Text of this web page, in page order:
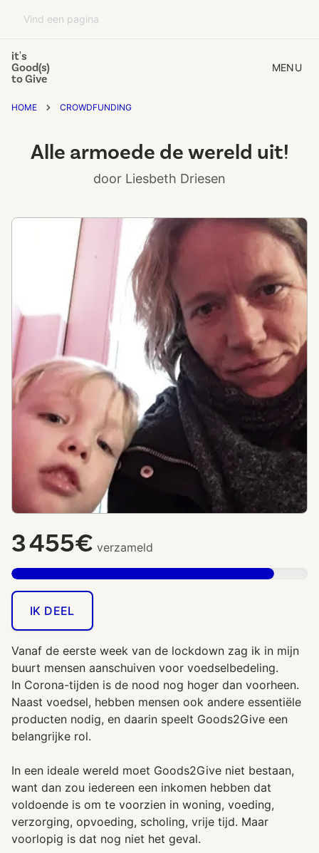
it's
Good(s)
to Give
MENU
HOME CROWDFUNDING
Alle armoede de wereld uit!
door Liesbeth Driesen
3 455€ verzameld
IK DEEL
Vanaf de eerste week van de lockdown zag ik in mijn
buurt mensen aanschuiven voor voedselbedeling.
In Corona-tijden is de nood nog hoger dan voorheen.
Naast voedsel, hebben mensen ook andere essentiële
producten nodig, en daarin speelt Goods2Give een
belangrijke rol.
In een ideale wereld moet Goods2Give niet bestaan,
want dan zou iedereen een inkomen hebben dat
voldoende is om te voorzien in woning, voeding,
verzorging, opvoeding, scholing, vrije tijd. Maar
voorlopig is dat nog niet het geval.